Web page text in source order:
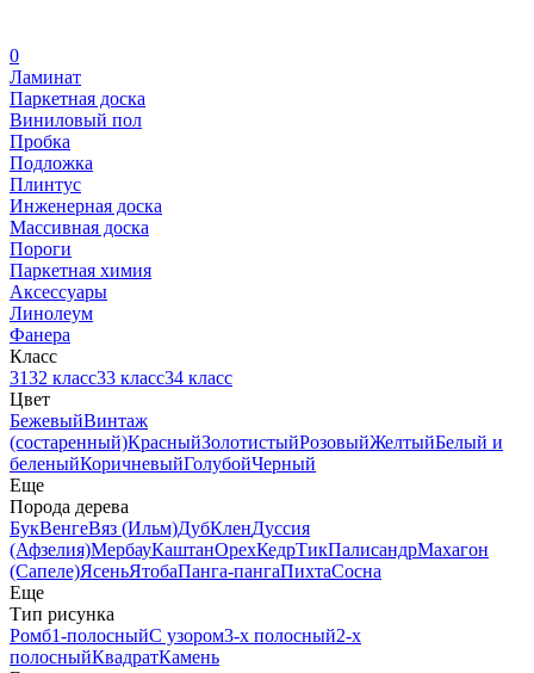
0
Ламинат
Паркетная доска
Виниловый пол
Пробка
Подложка
Плинтус
Инженерная доска
Массивная доска
Пороги
Паркетная химия
Аксессуары
Линолеум
Фанера
Класс
3132 класс33 класс34 класс
Цвет
БежевыйВинтаж
(состаренный)КрасныйЗолотистыйРозовыйЖелтыйБелый и
беленыйКоричневыйГолубойЧерный
Еще
Порода дерева
БукВенгеВяз (Ильм)ДубКленДуссия
(Афзелия)МербауКаштанОрехКедрТикПалисандрМахагон
(Сапеле)ЯсеньЯтобаПанга-пангаПихтаСосна
Еще
Тип рисунка
Ромб1-полосныйС узором3-х полосный2-х
полосныйКвадратКамень